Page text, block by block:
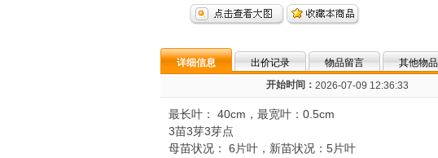
详细信息 出价记录 物品留言
其他物品
开始时间： 2026-07-09 12:36:33
最长叶： 40cm，最宽叶：0.5cm
3苗3芽3芽点
母苗状况： 6片叶，新苗状况：5片叶